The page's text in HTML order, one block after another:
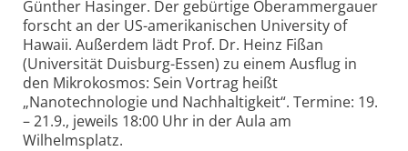
Günther Hasinger. Der gebürtige Oberammergauer
forscht an der US-amerikanischen University of
Hawaii. Außerdem lädt Prof. Dr. Heinz Fißan
(Universität Duisburg-Essen) zu einem Ausflug in
den Mikrokosmos: Sein Vortrag heißt
„Nanotechnologie und Nachhaltigkeit“. Termine: 19.
– 21.9., jeweils 18:00 Uhr in der Aula am
Wilhelmsplatz.